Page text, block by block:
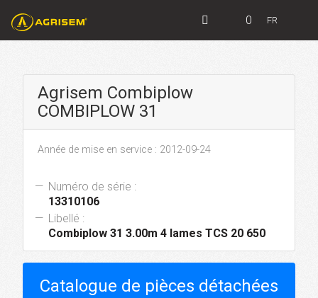
0 FR
Agrisem Combiplow
COMBIPLOW 31
Année de mise en service : 2012-09-24
Numéro de série :
13310106
Libellé :
Combiplow 31 3.00m 4 lames TCS 20 650
Catalogue de pièces détachées